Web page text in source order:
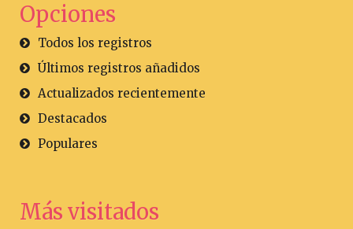
Opciones
Todos los registros
Últimos registros añadidos
Actualizados recientemente
Destacados
Populares
Más visitados